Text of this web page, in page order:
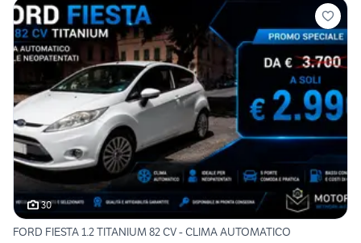
30
FORD FIESTA 1.2 TITANIUM 82 CV - CLIMA AUTOMATICO